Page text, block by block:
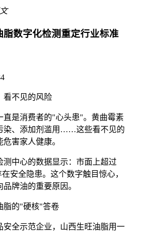
脂数字化检测重定行业标准
看不见的风险
直是消费者的"心头患"。黄曲霉素
染、添加剂滥用……这些看不见的
害家人健康。
测中心的数据显示：市面上超过
安全隐患。这个数字触目惊心，
牌油的重要原因。
脂的"硬核"答卷
安全示范企业，山西生旺油脂用一